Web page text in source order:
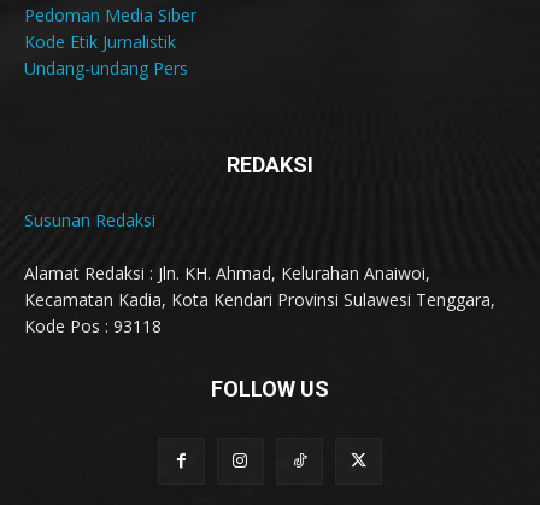
Pedoman Media Siber
Kode Etik Jurnalistik
Undang-undang Pers
REDAKSI
Susunan Redaksi
Alamat Redaksi : Jln. KH. Ahmad, Kelurahan Anaiwoi,
Kecamatan Kadia, Kota Kendari Provinsi Sulawesi Tenggara,
Kode Pos : 93118
FOLLOW US